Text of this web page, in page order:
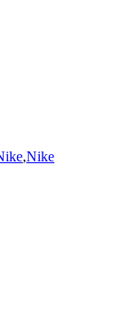
,Nike